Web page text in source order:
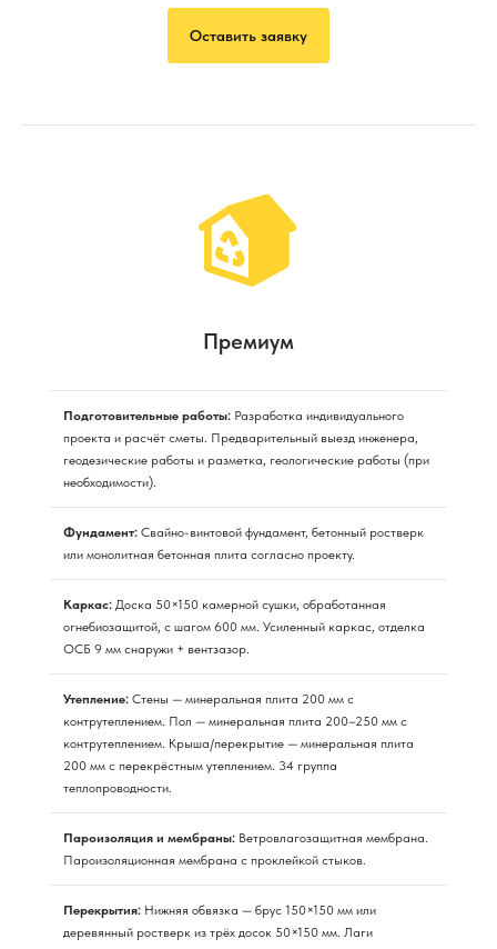
Оставить заявку
Премиум
Подготовительные работы: Разработка индивидуального
проекта и расчёт сметы. Предварительный выезд инженера,
геодезические работы и разметка, геологические работы (при
необходимости).
Фундамент: Свайно-винтовой фундамент, бетонный ростверк
или монолитная бетонная плита согласно проекту.
Каркас: Доска 50×150 камерной сушки, обработанная
огнебиозащитой, с шагом 600 мм. Усиленный каркас, отделка
ОСБ 9 мм снаружи + вентзазор.
Утепление: Стены — минеральная плита 200 мм с
контрутеплением. Пол — минеральная плита 200–250 мм с
контрутеплением. Крыша/перекрытие — минеральная плита
200 мм с перекрёстным утеплением. 34 группа
теплопроводности.
Пароизоляция и мембраны: Ветровлагозащитная мембрана.
Пароизоляционная мембрана с проклейкой стыков.
Перекрытия: Нижняя обвязка — брус 150×150 мм или
деревянный ростверк из трёх досок 50×150 мм. Лаги